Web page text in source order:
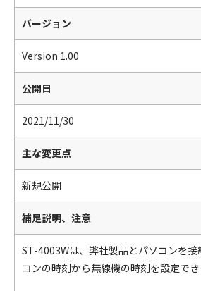
バージョン
Version 1.00
公開日
2021/11/30
主な変更点
新規公開
補足説明、注意
ST-4003Wは、弊社製品とパソコンを接
コンの時刻から無線機の時刻を設定でき